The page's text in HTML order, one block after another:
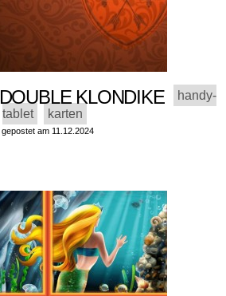
KLONDIKE
handy-
tablet
karten
gepostet am 11.12.2024